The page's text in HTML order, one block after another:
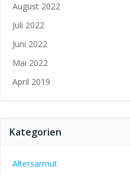
August 2022
Juli 2022
Juni 2022
Mai 2022
April 2019
Kategorien
Altersarmut